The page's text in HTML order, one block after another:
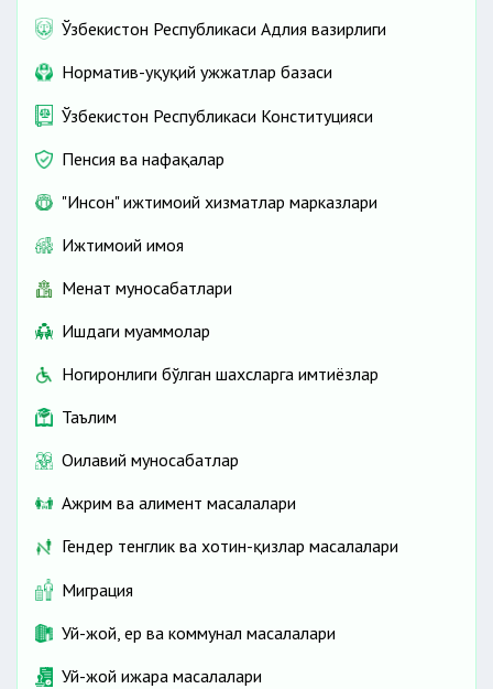
Ўзбекистон Республикаси Адлия вазирлиги
Норматив-ҳуқуқий ҳужжатлар базаси
Ўзбекистон Республикаси Конституцияси
Пенсия ва нафақалар
"Инсон" ижтимоий хизматлар марказлари
Ижтимоий ҳимоя
Меҳнат муносабатлари
Ишдаги муаммолар
Ногиронлиги бўлган шахсларга имтиёзлар
Таълим
Оилавий муносабатлар
Ажрим ва алимент масалалари
Гендер тенглик ва хотин-қизлар масалалари
Миграция
Уй-жой, ер ва коммунал масалалари
Уй-жой ижара масалалари